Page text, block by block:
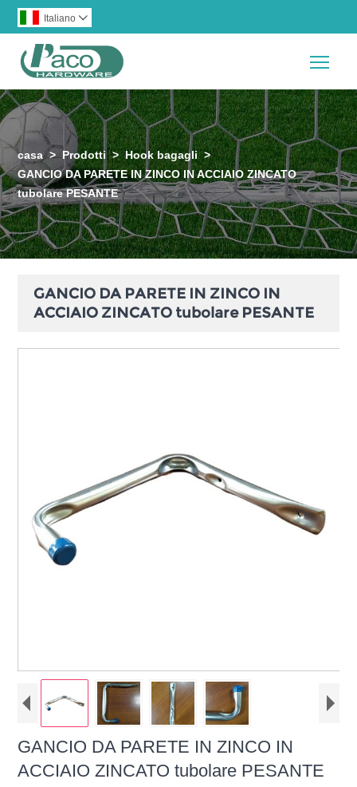
Italiano 
casa > Prodotti > Hook bagagli >
GANCIO DA PARETE IN ZINCO IN ACCIAIO ZINCATO
tubolare PESANTE
GANCIO DA PARETE IN ZINCO IN
ACCIAIO ZINCATO tubolare PESANTE
GANCIO DA PARETE IN ZINCO IN
ACCIAIO ZINCATO tubolare PESANTE